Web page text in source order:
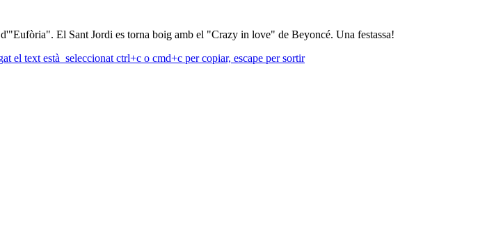
El Sant Jordi es torna boig amb el "Crazy in love" de Beyoncé. Una festassa!
el text està seleccionat ctrl+c o cmd+c per copiar, escape per sortir